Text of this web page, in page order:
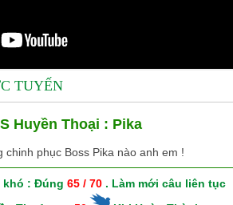
TUYẾN
Huyền Thoại : Pika
chinh phục Boss Pika nào anh em !
khó : Đúng 65 / 70. Làm mới câu liên tục